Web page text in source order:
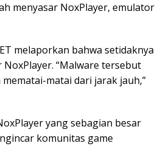
menyasar NoxPlayer, emulator
melaporkan bahwa setidaknya
“Malware tersebut
matai dari jarak jauh,”
yang sebagian besar
komunitas game